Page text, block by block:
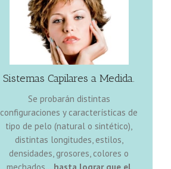
Sistemas Capilares a Medida.
Se probarán distintas
configuraciones y características de
tipo de pelo (natural o sintético),
distintas longitudes, estilos,
densidades, grosores, colores o
mechados... hasta lograr que el
ESTILISTAS ESPECIALIZADOS
Los Estilistas con amplia experiencia
consiguen un resultado profesional
de alto nivel adaptando el cabello
capilares
, consiguiendo una estética
fresca y elegante a la vez que
TOTALMENTE
INDETECTABLE, consiguiendo un
corte y peinado final de alta